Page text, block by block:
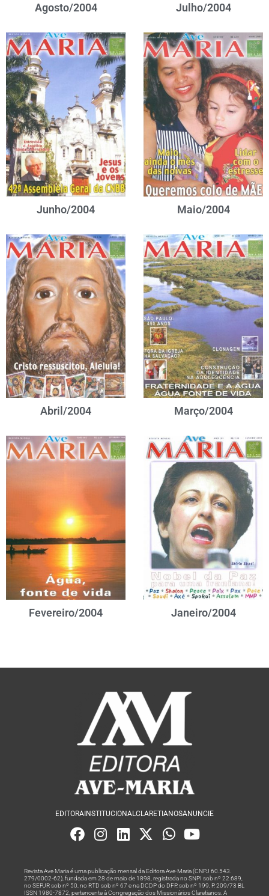
Agosto/2004 Julho/2004
Junho/2004 Maio/2004
Abril/2004 Março/2004
Fevereiro/2004 Janeiro/2004
EDITORAINSTITUCIONAL CLARETIANOSANUNCIE
Revista Ave Maria é uma publicação mensal da Editora Ave-Maria (CNPJ 60.543.
279/0002-62), fundada em 28 de maio de 1898, registrada no SNPI sob nº 22.689,
no SEPJR sob nº 50, no RTD sob nº 67 e na DCDP do DFP, sob nº 199, P. 209/73 BL
ISSN 1980-7872, pertencente à Congregação dos Missionários Claretianos. A